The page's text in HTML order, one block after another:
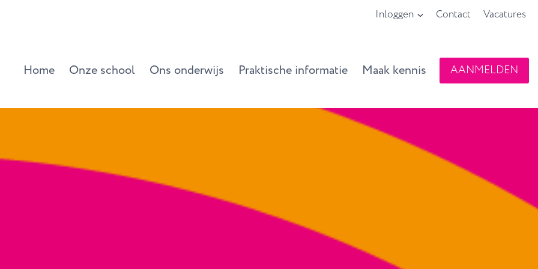
Inloggen Contact Vacatures
Home Onze school Ons onderwijs Praktische informatie Maak kennis AANMELDEN